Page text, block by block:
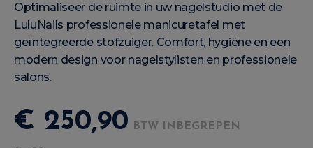
Optimaliseer de ruimte in uw nagelstudio met de
LuluNails professionele manicuretafel met
geïntegreerde stofzuiger. Comfort, hygiëne en een
modern design voor nagelstylisten en professionele
salons.
€ 250,90 BTW INBEGREPEN